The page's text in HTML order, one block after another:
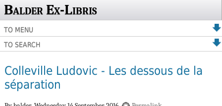
Balder Ex-Libris
TO MENU
TO SEARCH
Colleville Ludovic - Les dessous de la
séparation